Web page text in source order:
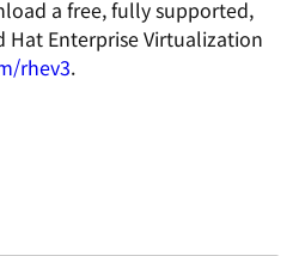
a free, fully supported,
Hat Enterprise Virtualization
rhev3.